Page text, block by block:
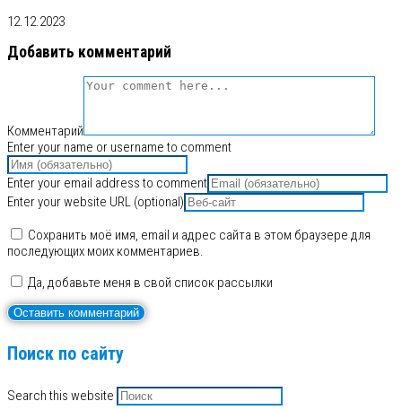
12.12.2023
Добавить комментарий
Комментарий
Enter your name or username to comment
Enter your email address to comment
Enter your website URL (optional)
Сохранить моё имя, email и адрес сайта в этом браузере для
последующих моих комментариев.
Да, добавьте меня в свой список рассылки
Поиск по сайту
Search this website